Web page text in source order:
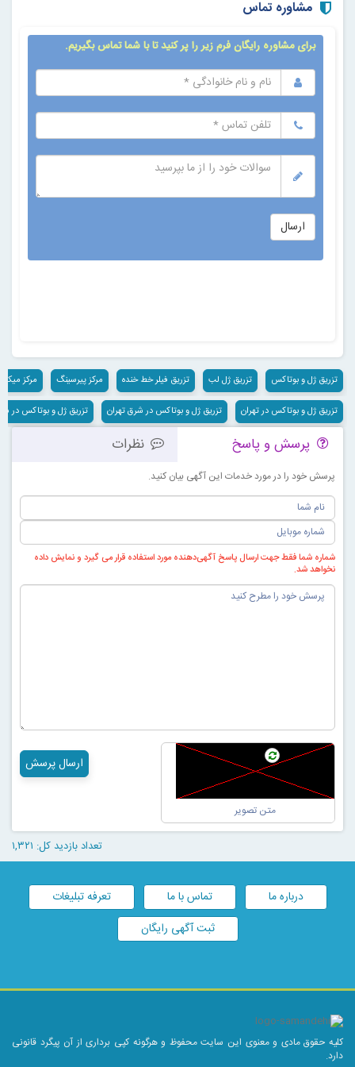
🟣خدمات تخصصی تغذیه و رژیم‌درمانی
• کاهش و افزایش وزن
• درمان استپ وزنی
• درمان کبد چرب
• درمان کم‌کاری و پرکاری تیروئید
• تنظیم هورمونی و درمان کیست تخمدان
• درمان دیابت، مشکلات کلیوی و سنگ کلیه
• کنترل فشار خون و مشکلات قلبی
• درمان نقرس
مشاوره تماس
تزریق ژل و بوتاکس تزریق ژل لب تزریق فیلر خط خنده مرکز پیرسینگ مرکز
تزریق ژل و بوتاکس در تهران تزریق ژل و بوتاکس در شرق تهران تزریق ژل و بوتاکس در
پرسش و پاسخ نظرات
پرسش خود را در مورد خدمات این آگهی بیان کنید.
شماره شما فقط جهت ارسال پاسخ آگهی‌دهنده مورد استفاده قرار می گیرد و نمایش داده
نخواهد شد.
ارسال پرسش
تعداد بازدید کل: ۱,۳۲۱
درباره ما تماس با ما
تعرفه تبلیغات
ثبت آگهی رایگان
کلیه حقوق مادی و معنوی این سایت محفوظ و هرگونه کپی برداری از آن پیگرد قانونی
دارد.